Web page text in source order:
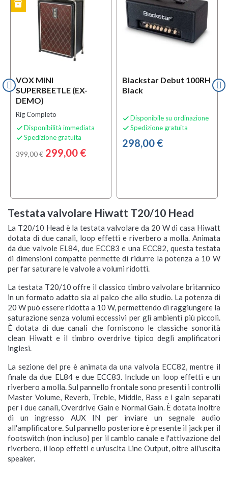
VOX MINI
SUPERBEETLE (EX-
DEMO)
Rig Completo
 Disponibilità immediata
 Spedizione gratuita
399,00 € 299,00 €
inventory
Blackstar Debut 100RH
Black
 Disponibile su ordinazione
 Spedizione gratuita
298,00 €
Testata valvolare Hiwatt T20/10 Head
La T20/10 Head è la testata valvolare da 20 W di casa Hiwatt
dotata di due canali, loop effetti e riverbero a molla. Animata
da due valvole EL84, due ECC83 e una ECC82, questa testata
di dimensioni compatte permette di ridurre la potenza a 10 W
per far saturare le valvole a volumi ridotti.
La testata T20/10 offre il classico timbro valvolare britannico
in un formato adatto sia al palco che allo studio. La potenza di
20 W può essere ridotta a 10 W, permettendo di raggiungere la
saturazione senza volumi eccessivi per gli ambienti più piccoli.
È dotata di due canali che forniscono le classiche sonorità
clean Hiwatt e il timbro overdrive tipico degli amplificatori
inglesi.
La sezione del pre è animata da una valvola ECC82, mentre il
finale da due EL84 e due ECC83. Include un loop effetti e un
riverbero a molla. Sul pannello frontale sono presenti i controlli
Master Volume, Reverb, Treble, Middle, Bass e i gain separati
per i due canali, Overdrive Gain e Normal Gain. È dotata inoltre
di un ingresso AUX IN per inviare un segnale audio
all'amplificatore. Sul pannello posteriore è presente il jack per il
footswitch (non incluso) per il cambio canale e l'attivazione del
riverbero, il loop effetti e un'uscita Line Output, oltre all'uscita
speaker.